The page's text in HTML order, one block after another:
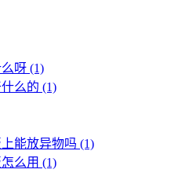
呀 (1)
么的 (1)
能放异物吗 (1)
么用 (1)